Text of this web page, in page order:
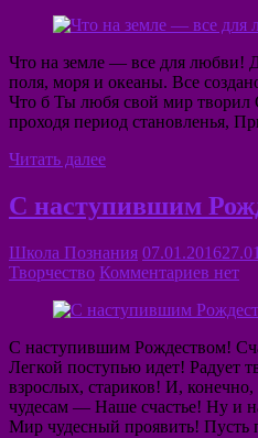
Что на земле — все для любви!
поля, моря и океаны. Все
Что б Ты любя свой мир творил
проходя период становленья,
Читать далее
С наступившим
Школа Познания 07.01.2016
Творчество Комментариев нет
С наступившим Рождеством!
Легкой поступью идет! Радует
взрослых, стариков! И,
чудесам — Наше счастье! Ну и
Мир чудесный проявить! Пусть